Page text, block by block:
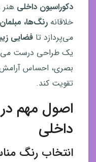
انواع
سبک
های
معماری
دکوراسیون داخلی
خلاقانه رنگ‌ها،
می‌پردازد تا فضایی
یک طراحی درست
بصری، احساس آرامش
تقویت کند.
اصول مهم
داخلی
انتخاب رنگ